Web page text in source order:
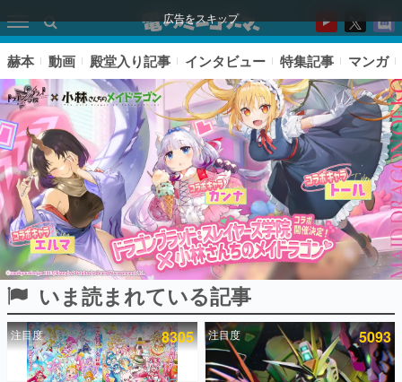
広告をスキップ
ピックアップ
電ファミのいま読まれている記事ランキング
赫本 動画 殿堂入り記事 インタビュー 特集記事 マンガ
いま読まれている記事
注目度 8305 注目度 5093